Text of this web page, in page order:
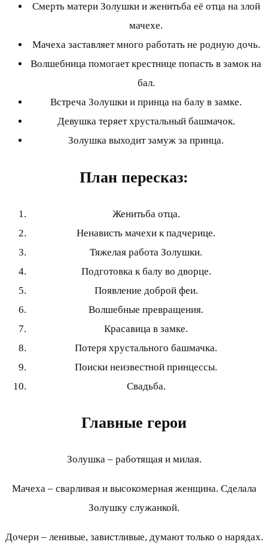
Смерть матери Золушки и женитьба её отца на злой
мачехе.
Мачеха заставляет много работать не родную дочь.
Волшебница помогает крестнице попасть в замок на
бал.
Встреча Золушки и принца на балу в замке.
Девушка теряет хрустальный башмачок.
Золушка выходит замуж за принца.
План пересказ:
Женитьба отца.
Ненависть мачехи к падчерице.
Тяжелая работа Золушки.
Подготовка к балу во дворце.
Появление доброй феи.
Волшебные превращения.
Красавица в замке.
Потеря хрустального башмачка.
Поиски неизвестной принцессы.
Свадьба.
Главные герои
Золушка – работящая и милая.
Мачеха – сварливая и высокомерная женщина. Сделала
Золушку служанкой.
Дочери – ленивые, завистливые, думают только о нарядах.